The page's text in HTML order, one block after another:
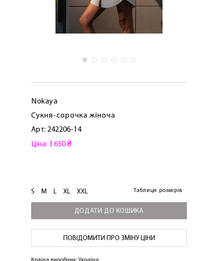
Nokaya
Сукня-сорочка жіноча
Арт: 242206-14
Ціна: 3 650 ₴
S M L XL XXL Таблиця розмірів
ДОДАТИ ДО КОШИКА
ПОВІДОМИТИ ПРО ЗМІНУ ЦІНИ
ПЕРШЕ ПОКУПКУ